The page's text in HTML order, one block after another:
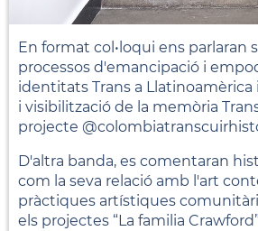
En format col•loqui ens parlaran
processos d'emancipació i
identitats Trans a
i visibilització de la memòria
projecte
D'altra banda, es comentaran
com la seva relació amb l'art
pràctiques artístiques
els projectes “La familia